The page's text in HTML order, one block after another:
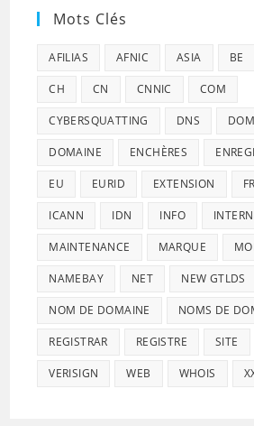
Mots Clés
AFILIAS AFNIC ASIA BE
CH CN CNNIC COM
CYBERSQUATTING DNS
DOMAINE ENCHÈRES
EU EURID EXTENSION FR
ICANN IDN INFO
MAINTENANCE MARQUE
NAMEBAY NET NEW GTLDS
NOM DE DOMAINE NOMS DE
REGISTRAR REGISTRE SITE
VERISIGN WEB WHOIS